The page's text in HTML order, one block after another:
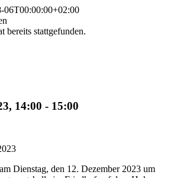
06T00:00:00+02:00
bereits stattgefunden.
14:00 - 15:00
Dienstag, den 12. Dezember 2023 um